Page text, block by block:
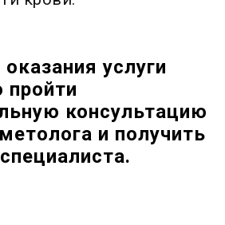
услуги
пройти
консультацию
и получить